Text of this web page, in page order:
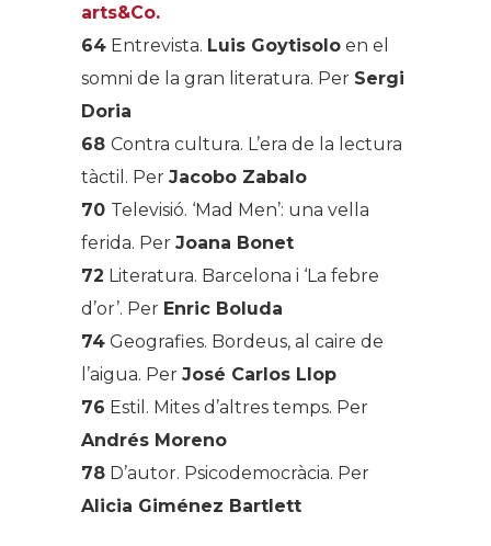
arts&Co.
64 Entrevista. Luis Goytisolo en el
somni de la gran literatura. Per Sergi
Doria
68 Contra cultura. L’era de la lectura
tàctil. Per Jacobo Zabalo
70 Televisió. ‘Mad Men’: una vella
ferida. Per Joana Bonet
72 Literatura. Barcelona i ‘La febre
d’or’. Per Enric Boluda
74 Geografies. Bordeus, al caire de
l’aigua. Per José Carlos Llop
76 Estil . Mites d’altres temps. Per
Andrés Moreno
78 D’autor. Psicodemocràcia. Per
Alicia Giménez Bartlett